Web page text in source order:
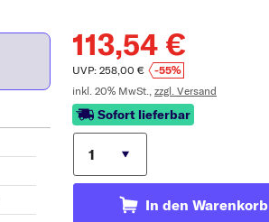
113,54 €
UVP: 258,00 €
-55%
inkl. 20% MwSt., zzgl. Versand
Sofort lieferbar
In den Warenkorb